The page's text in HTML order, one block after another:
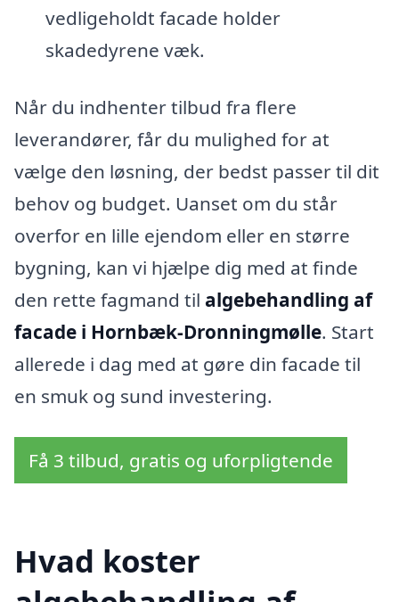
vedligeholdt facade holder
skadedyrene væk.
Når du indhenter tilbud fra flere
leverandører, får du mulighed for at
vælge den løsning, der bedst passer til dit
behov og budget. Uanset om du står
overfor en lille ejendom eller en større
bygning, kan vi hjælpe dig med at finde
den rette fagmand til algebehandling af
facade i Hornbæk-Dronningmølle. Start
allerede i dag med at gøre din facade til
en smuk og sund investering.
Få 3 tilbud, gratis og uforpligtende
Hvad koster